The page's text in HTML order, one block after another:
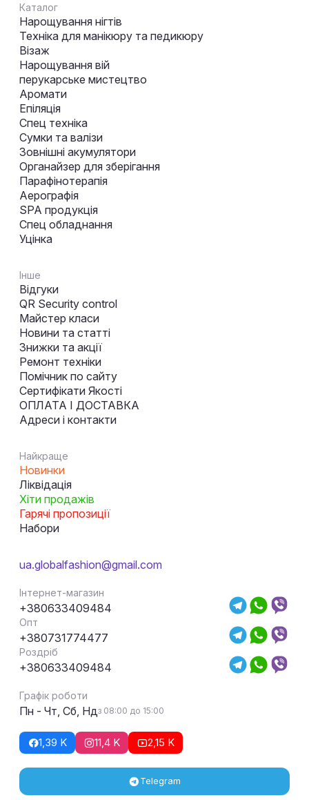
Каталог
Нарощування нігтів
Техніка для манікюру та педикюру
Візаж
Нарощування вій
перукарське мистецтво
Аромати
Епіляція
Спец техніка
Сумки та валізи
Зовнішні акумулятори
Органайзер для зберігання
Парафінотерапія
Аерографія
SPA продукція
Спец обладнання
Уцінка
Інше
Відгуки
QR Security control
Майстер класи
Новини та статті
Знижки та акції
Ремонт техніки
Помічник по сайту
Сертифікати Якості
ОПЛАТА І ДОСТАВКА
Адреси і контакти
Найкраще
Новинки
Ліквідація
Хіти продажів
Гарячі пропозиції
Набори
ua.globalfashion@gmail.com
Інтернет-магазин
+380633409484
Опт
+380731774477
Роздріб
+380633409484
Графік роботи
Пн - Чт, Сб, Ндз 08:00 до 15:00
1,39 K 11,4 K 2,15 K
Telegram